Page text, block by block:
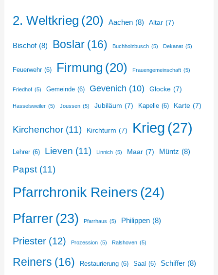
2. Weltkrieg (20) Aachen (8) Altar (7)
Bischof (8) Boslar (16) Buchholzbusch (5) Dekanat (5)
Feuerwehr (6) Firmung (20) Frauengemeinschaft (5)
Friedhof (5) Gemeinde (6) Gevenich (10) Glocke (7)
Hasselsweiler (5) Joussen (5) Jubiläum (7) Kapelle (6) Karte (7)
Kirchenchor (11) Kirchturm (7) Krieg (27)
Lehrer (6) Lieven (11) Linnich (5) Maar (7) Müntz (8)
Papst (11)
Pfarrchronik Reiners (24)
Pfarrer(23) Pfarrhaus (5) Philippen (8)
Priester (12) Prozession (5) Ralshoven (5)
Reiners (16) Restaurierung (6) Saal (6) Schiffer (8)